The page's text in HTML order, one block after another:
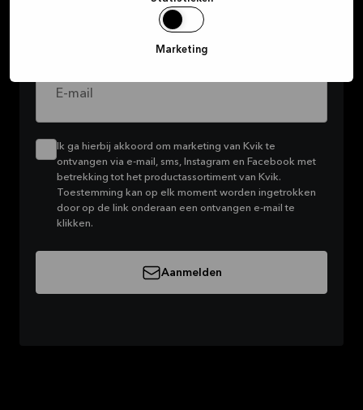
Marketing
E-mail
Ik ga hierbij akkoord om marketing van Kvik te
ontvangen via e-mail, sms, Instagram en Facebook met
betrekking tot het productassortiment van Kvik.
Toestemming kan op elk moment worden ingetrokken
door op de link onderaan een ontvangen e-mail te
klikken.
Aanmelden